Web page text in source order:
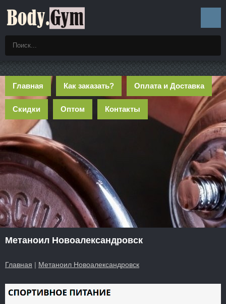
Главная Как заказать? Оплата и Доставка
Скидки Оптом Контакты
Метаноил Новоалександровск
Главная | Метаноил Новоалександровск